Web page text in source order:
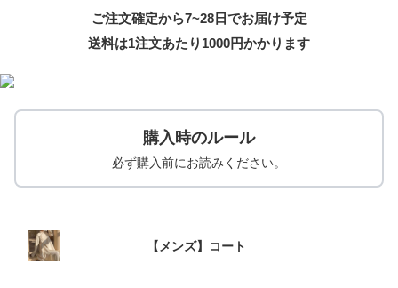
ご注文確定から7~28日でお届け予定
送料は1注文あたり 1000円かかります
購入時のルール
必ず購入前にお読みください。
【メンズ】コート